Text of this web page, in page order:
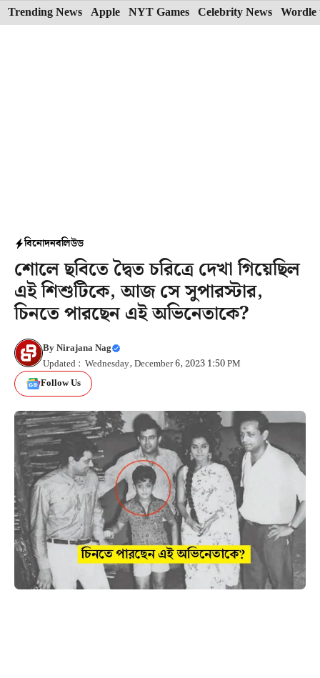
Skip
to
Trending News Apple NYT Games Celebrity News Wordle
বিনোদনবলিউড
শোলে ছবিতে দ্বৈত চরিত্রে দেখা গিয়েছিল
এই শিশুটিকে, আজ সে সুপারস্টার,
চিনতে পারছেন এই অভিনেতাকে?
ByNirajana Nag
Updated : Wednesday, December 6, 2023 1:50 PM
Follow Us